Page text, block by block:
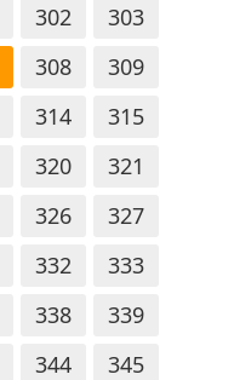
302
303
308
309
314
315
320
321
326
327
332
333
338
339
344
345